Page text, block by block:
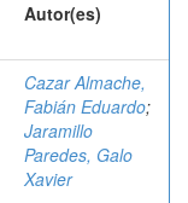
Autor(es)
Cazar Almache,
Fabián Eduardo;
Jaramillo
Paredes, Galo
Xavier